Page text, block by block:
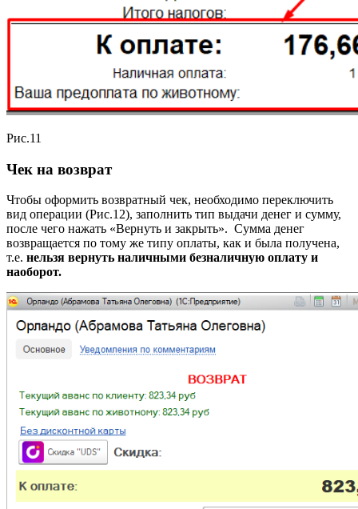
Рис.11
Чек на возврат
Чтобы оформить возвратный чек, необходимо переключить
вид операции (Рис.12), заполнить тип выдачи денег и сумму,
после чего нажать «Вернуть и закрыть». Сумма денег
возвращается по тому же типу оплаты, как и была получена,
т.е. нельзя вернуть наличными безналичную оплату и
наоборот.